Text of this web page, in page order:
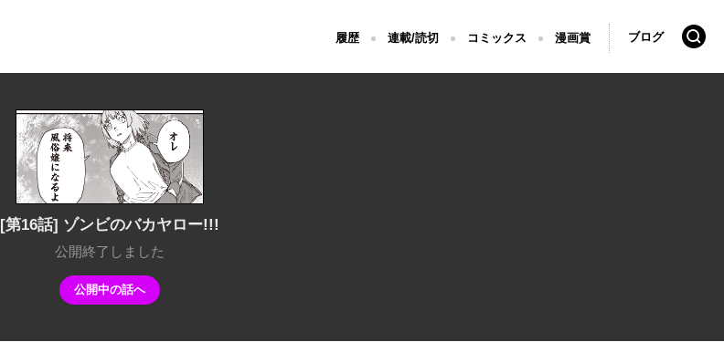
履歴 連載/読切 コミックス 漫画賞 ブログ 検索
[第16話] ゾンビのバカヤロー!!!
公開終了しました
公開中の話へ